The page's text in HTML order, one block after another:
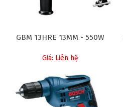
GBM 13HRE 13MM - 550W
Giá: Liên hệ